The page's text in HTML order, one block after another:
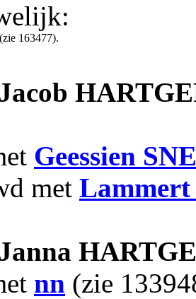
(zie 163477).
Geessien
met Lammert
nn (zie